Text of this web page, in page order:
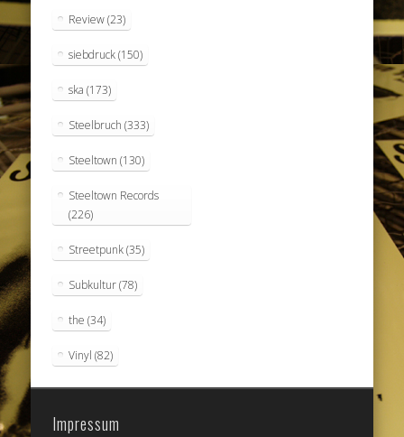
Review(23)
siebdruck(150)
ska (173)
Steelbruch (333)
Steeltown (130)
Steeltown Records
(226)
Streetpunk(35)
Subkultur(78)
the (34)
Vinyl (82)
Impressum